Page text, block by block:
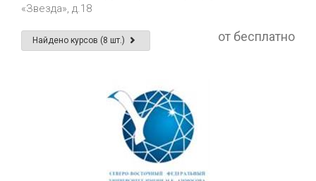
«Звезда», д.18
Найдено курсов (8 шт.) от бесплатно